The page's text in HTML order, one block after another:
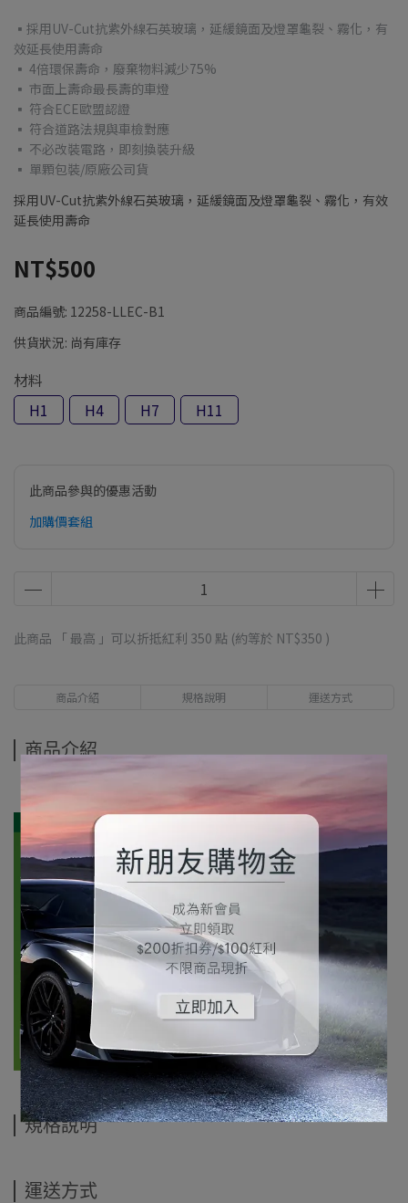
▪採用UV-Cut抗紫外線石英玻璃，延緩鏡面及燈罩龜裂、霧化，有
效延長使用壽命
▪ 4倍環保壽命，廢棄物料減少75%
▪ 市面上壽命最長壽的車燈
▪ 符合ECE歐盟認證
▪ 符合道路法規與車檢對應
▪ 不必改裝電路，即刻換裝升級
▪ 單顆包裝/原廠公司貨
採用UV-Cut抗紫外線石英玻璃，延緩鏡面及燈罩龜裂、霧化，有效
延長使用壽命
NT$500
商品編號: 12258-LLEC-B1
供貨狀況: 尚有庫存
材料
H1
H4 H7 H11
此商品參與的優惠活動
加購價套組
此商品 「 最高 」可以折抵紅利 350 點 (約等於 NT$350 )
商品介紹 規格說明 運送方式
商品介紹
規格說明
運送方式